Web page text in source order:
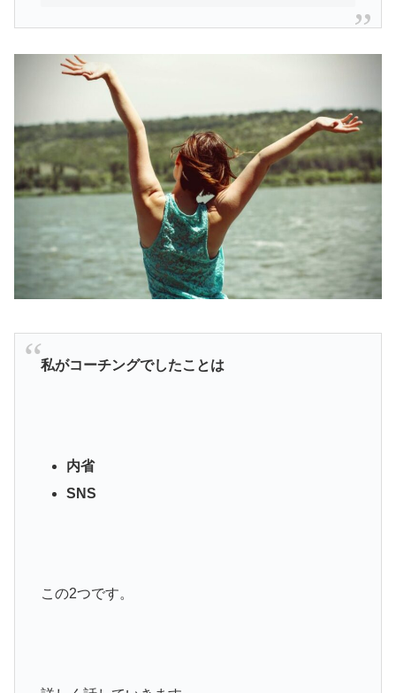
私がコーチングでしたことは
内省
SNS
この2つです。